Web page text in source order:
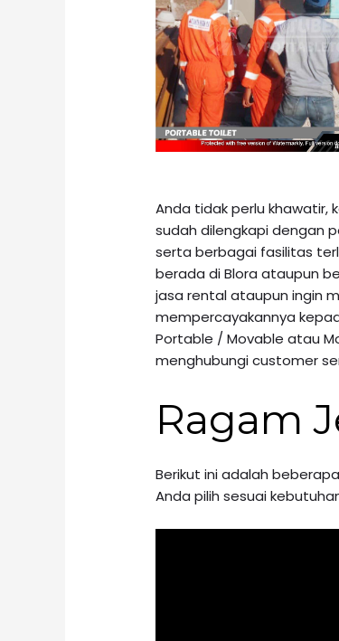
Anda tidak perlu khawatir,
sudah dilengkapi dengan
serta berbagai fasilitas
berada di Blora ataupun
jasa rental ataupun ingin
mempercayakannya
Portable / Movable atau
menghubungi customer
Ragam
Berikut ini adalah
Anda pilih sesuai